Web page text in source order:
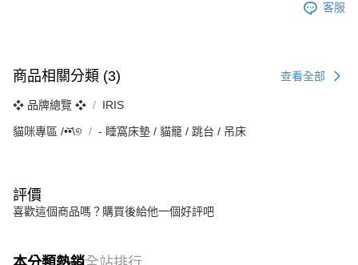
客服
商品相關分類 (3) 查看全部
❖ 品牌總覽 ❖ IRIS
貓咪專區 /•᷅‎‎•᷄\୭ ‐ 睡窩床墊 / 貓籠 / 跳台 / 吊床
評價
喜歡這個商品嗎？購買後給他一個好評吧